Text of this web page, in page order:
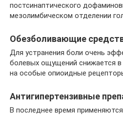
постсинаптического
мезолимбическом отделении
Обезболивающие
Для устранения боли очень
болевых ощущений снижается в
на особые опиоидные
Антигипертензивные
В последнее время